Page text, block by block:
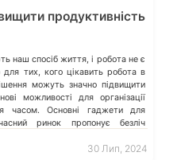
продуктивність
наш спосіб життя, і робота не є
тих, кого цікавить робота в
можуть значно підвищити
можливості для організації
часом. Основні гаджети для
ринок пропонує безліч
[…]
30 Лип, 2024